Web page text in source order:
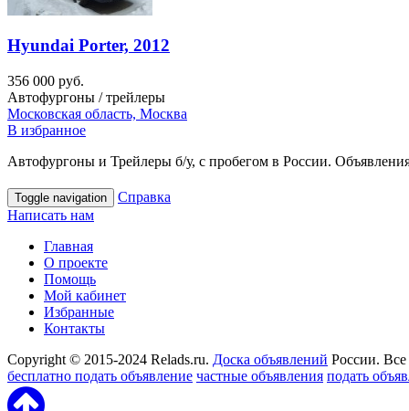
Hyundai Porter, 2012
356 000 руб.
Автофургоны / трейлеры
Московская область, Москва
В избранное
Автофургоны и Трейлеры б/у, с пробегом в России.
Toggle navigation
Справка
Написать нам
Главная
О проекте
Помощь
Мой кабинет
Избранные
Контакты
Copyright © 2015-2024 Relads.ru. Доска объявлений России.
бесплатно подать объявление частные объявления подать